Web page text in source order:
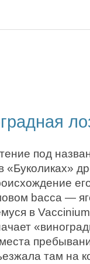
под
«Буколиках»
bасса —
в
там на